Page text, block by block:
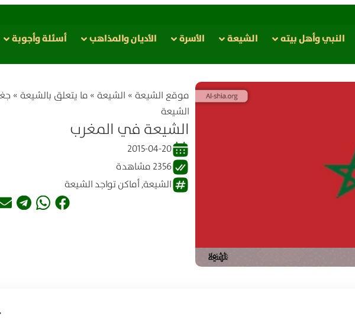
النبي وأهل بيته الشيعة الأسرة الأدیان والمذاهب أسئلة وأجوبة
موقع الشیعة» الشيعة» ما يتعلق بالشيعة »
الشيعة
الشيعة في المغرب
2015-04-20
2356 مشاهدة
الشيعة,أماكن تواجد الشيعة